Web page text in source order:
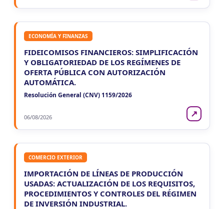
ECONOMÍA Y FINANZAS
FIDEICOMISOS FINANCIEROS: SIMPLIFICACIÓN
Y OBLIGATORIEDAD DE LOS REGÍMENES DE
OFERTA PÚBLICA CON AUTORIZACIÓN
AUTOMÁTICA.
Resolución General (CNV) 1159/2026
06/08/2026 ↗
COMERCIO EXTERIOR
IMPORTACIÓN DE LÍNEAS DE PRODUCCIÓN
USADAS: ACTUALIZACIÓN DE LOS REQUISITOS,
PROCEDIMIENTOS Y CONTROLES DEL RÉGIMEN
DE INVERSIÓN INDUSTRIAL.